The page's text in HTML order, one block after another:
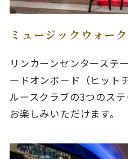
ミュージックウォーク
リンカーンセンターステ
ードオンボード（ヒット
ルースクラブの3つのス
お楽しみいただけます。